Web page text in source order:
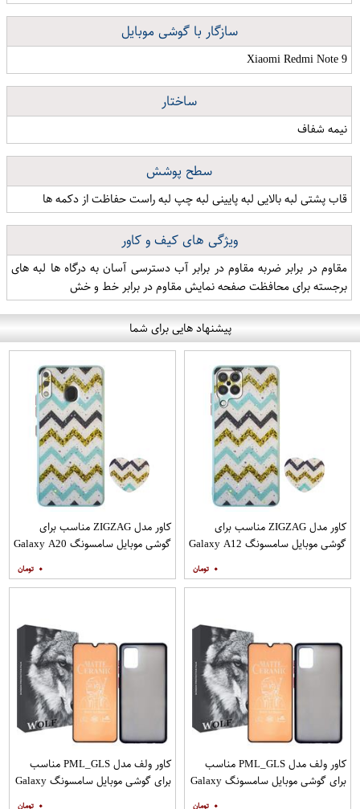
سازگار با گوشی موبایل
Xiaomi Redmi Note 9
ساختار
نیمه شفاف
سطح پوشش
قاب پشتی لبه بالایی لبه پایینی لبه چپ لبه راست حفاظت از دکمه ها
ویژگی های کیف و کاور
مقاوم در برابر ضربه مقاوم در برابر آب دسترسی آسان به درگاه ها لبه های
برجسته برای محافظت صفحه نمایش مقاوم در برابر خط و خش
پیشنهاد هایی برای شما
کاور مدل ZIGZAG مناسب برای
گوشی موبایل سامسونگ Galaxy A12
۰
کاور مدل ZIGZAG مناسب برای
گوشی موبایل سامسونگ Galaxy A20
۰
کاور ولف مدل PML_GLS مناسب
برای گوشی موبایل سامسونگ Galaxy
کاور ولف مدل PML_GLS مناسب
برای گوشی موبایل سامسونگ Galaxy